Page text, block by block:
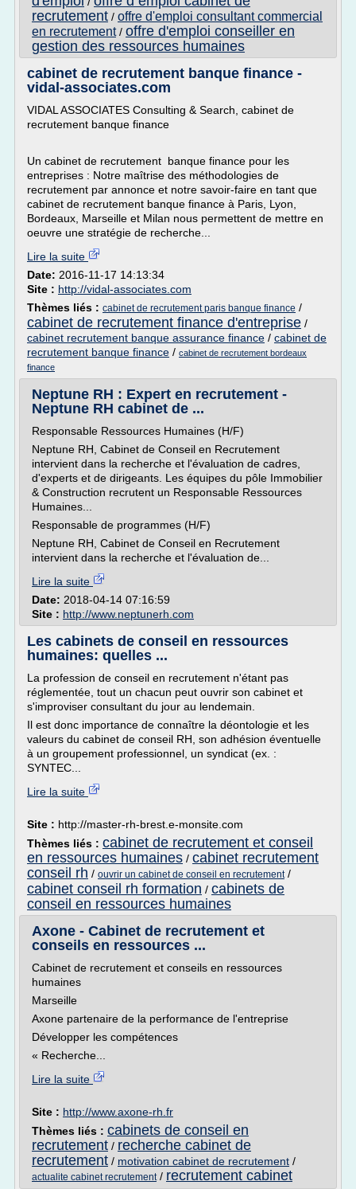
recrutement / offre d'emploi consultant commercial
en recrutement/ offre d'emploi conseiller en
gestion des ressources humaines
cabinet de recrutement banque finance -
vidal-associates.com
VIDAL ASSOCIATES Consulting & Search, cabinet de
recrutement banque finance
Un cabinet de recrutement banque finance pour les
entreprises : Notre maîtrise des méthodologies de
recrutement par annonce et notre savoir-faire en tant que
cabinet de recrutement banque finance à Paris, Lyon,
Bordeaux, Marseille et Milan nous permettent de mettre en
oeuvre une stratégie de recherche...
Lire la suite
Date: 2016-11-17 14:13:34
Site : http://vidal-associates.com
Thèmes liés : cabinet de recrutement paris banque finance /
cabinet de recrutement finance d'entreprise /
cabinet recrutement banque assurance finance / cabinet de
recrutement banque finance / cabinet de recrutement bordeaux
finance
Neptune RH : Expert en recrutement -
Neptune RH cabinet de ...
Responsable Ressources Humaines (H/F)
Neptune RH, Cabinet de Conseil en Recrutement
intervient dans la recherche et l'évaluation de cadres,
d'experts et de dirigeants. Les équipes du pôle Immobilier
& Construction recrutent un Responsable Ressources
Humaines...
Responsable de programmes (H/F)
Neptune RH, Cabinet de Conseil en Recrutement
intervient dans la recherche et l'évaluation de...
Lire la suite
Date: 2018-04-14 07:16:59
Site : http://www.neptunerh.com
Les cabinets de conseil en ressources
humaines: quelles ...
La profession de conseil en recrutement n'étant pas
réglementée, tout un chacun peut ouvrir son cabinet et
s'improviser consultant du jour au lendemain.
Il est donc importance de connaître la déontologie et les
valeurs du cabinet de conseil RH, son adhésion éventuelle
à un groupement professionnel, un syndicat (ex. :
SYNTEC...
Lire la suite
Site : http://master-rh-brest.e-monsite.com
Thèmes liés : cabinet de recrutement et conseil
en ressources humaines / cabinet recrutement
conseil rh / ouvrir un cabinet de conseil en recrutement/
cabinet conseil rh formation / cabinets de
conseil en ressources humaines
Axone - Cabinet de recrutement et
conseils en ressources ...
Cabinet de recrutement et conseils en ressources
humaines
Marseille
Axone partenaire de la performance de l'entreprise
Développer les compétences
« Recherche...
Lire la suite
Site : http://www.axone-rh.fr
Thèmes liés : cabinets de conseil en
recrutement / recherche cabinet de
recrutement / motivation cabinet de recrutement /
actualite cabinet recrutement/ recrutement cabinet